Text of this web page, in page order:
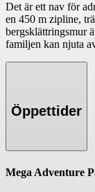
Det är ett nav för
en 450 m zipline,
bergsklättringsmur
familjen kan njuta
Öppettider
Mega Adventure